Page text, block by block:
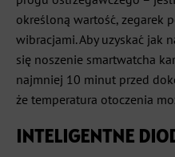
określoną wartość, zegarek
wibracjami. Aby uzyskać jak
się noszenie smartwatcha
najmniej 10 minut przed
że temperatura otoczenia
INTELIGENTNE